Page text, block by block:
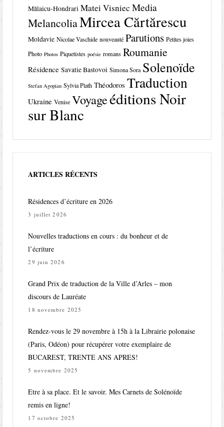
Mălaicu-Hondrari Matei Visniec Media
MelancoliaMircea Cărtărescu
Moldavie Nicolae Vaschide nouveauté Parutions Petites joies
Photo Photos Piquetistes poésie romans Roumanie
Résidence Savatie Bastovoi Simona Sora Solenoïde
Stefan Agopian Sylvia Plath Théodoros Traduction
Ukraine Venise Voyageéditions Noir
sur Blanc
ARTICLES RÉCENTS
Résidences d’écriture en 2026
3 juillet 2026
Nouvelles traductions en cours : du bonheur et de
l’écriture
29 juin 2026
Grand Prix de traduction de la Ville d’Arles – mon
discours de Lauréate
18 novembre 2025
Rendez-vous le 29 novembre à 15h à la Librairie polonaise
(Paris, Odéon) pour récupérer votre exemplaire de
BUCAREST, TRENTE ANS APRES!
5 novembre 2025
Etre à sa place. Et le savoir. Mes Carnets de Solénoïde
remis en ligne!
17 octobre 2025